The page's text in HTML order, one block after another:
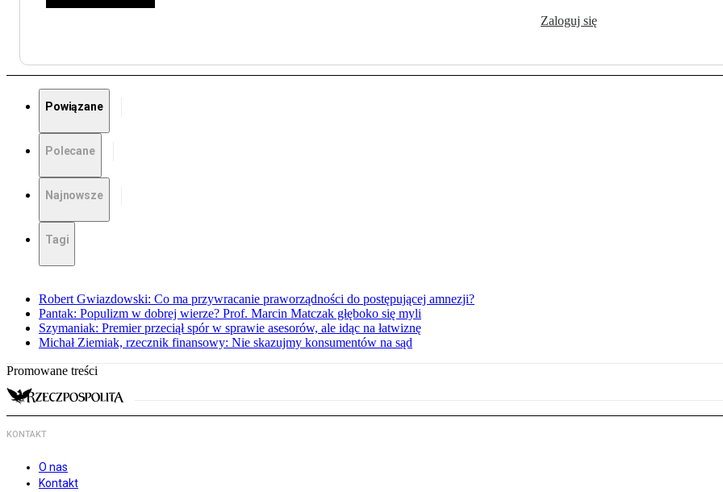
Zaloguj się
Powiązane
Polecane
Najnowsze
Tagi
Robert Gwiazdowski: Co ma przywracanie praworządności do postępującej amnezji?
Pantak: Populizm w dobrej wierze? Prof. Marcin Matczak głęboko się myli
Szymaniak: Premier przeciął spór w sprawie asesorów, ale idąc na łatwiznę
Michał Ziemiak, rzecznik finansowy: Nie skazujmy konsumentów na sąd
Promowane treści
KONTAKT
O nas
Kontakt